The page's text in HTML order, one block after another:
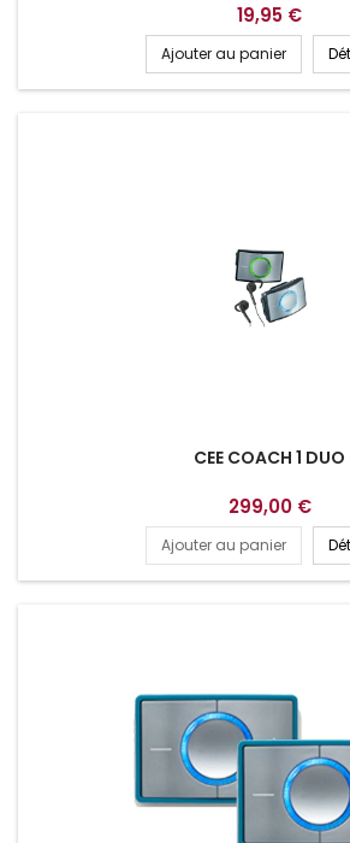
19,95 €
Ajouter au panier
CEE COACH 1 DUO
299,00 €
Ajouter au panier